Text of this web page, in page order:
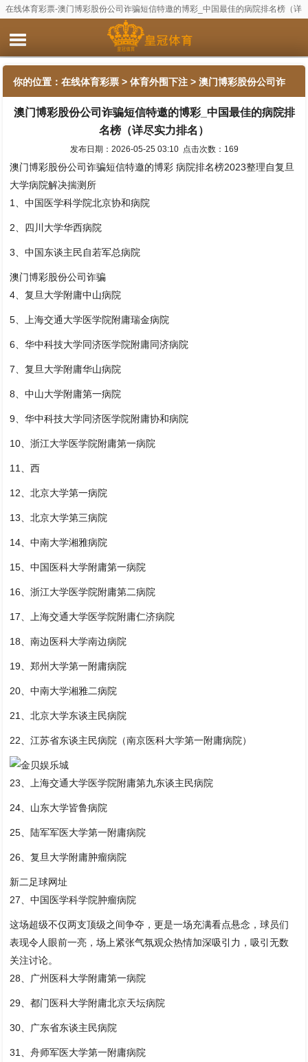
在线体育彩票-澳门博彩股份公司诈骗短信特邀的博彩_中国最佳的病院排名榜（详
你的位置：在线体育彩票 >体育外围下注 > 澳门博彩股份公司诈
骗短信特邀的博彩_中国最佳的病院排名榜（详尽实力排名）
澳门博彩股份公司诈骗短信特邀的博彩_中国最佳的病院排
名榜（详尽实力排名）
发布日期：2026-05-25 03:10 点击次数：169
澳门博彩股份公司诈骗短信特邀的博彩 病院排名榜2023整理自复旦
大学病院解决揣测所
1、中国医学科学院北京协和病院
2、四川大学华西病院
3、中国东谈主民自若军总病院
澳门博彩股份公司诈骗
4、复旦大学附庸中山病院
5、上海交通大学医学院附庸瑞金病院
6、华中科技大学同济医学院附庸同济病院
7、复旦大学附庸华山病院
8、中山大学附庸第一病院
9、华中科技大学同济医学院附庸协和病院
10、浙江大学医学院附庸第一病院
11、西
12、北京大学第一病院
13、北京大学第三病院
14、中南大学湘雅病院
15、中国医科大学附庸第一病院
16、浙江大学医学院附庸第二病院
17、上海交通大学医学院附庸仁济病院
18、南边医科大学南边病院
19、郑州大学第一附庸病院
20、中南大学湘雅二病院
21、北京大学东谈主民病院
22、江苏省东谈主民病院（南京医科大学第一附庸病院）
23、上海交通大学医学院附庸第九东谈主民病院
24、山东大学皆鲁病院
25、陆军军医大学第一附庸病院
26、复旦大学附庸肿瘤病院
新二足球网址
27、中国医学科学院肿瘤病院
这场超级不仅两支顶级之间争夺，更是一场充满看点悬念，球员们
表现令人眼前一亮，场上紧张气氛观众热情加深吸引力，吸引无数
关注讨论。
28、广州医科大学附庸第一病院
29、都门医科大学附庸北京天坛病院
30、广东省东谈主民病院
31、舟师军医大学第一附庸病院